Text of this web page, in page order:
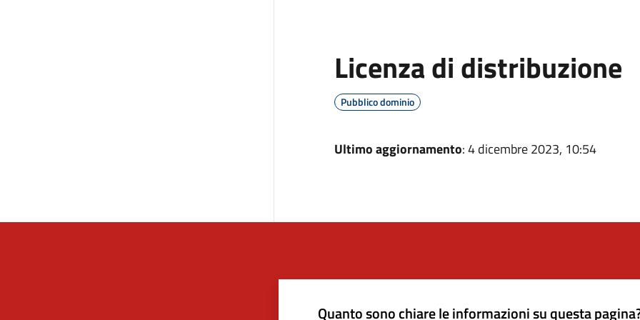
Licenza di distribuzione
Pubblico dominio
Ultimo aggiornamento: 4 dicembre 2023, 10:54
Quanto sono chiare le informazioni su questa